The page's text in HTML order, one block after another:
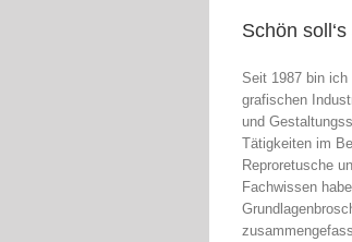
Schön
Seit 1987 bin
grafischen
und
Tätigkeiten im
Reproretusche
Fachwissen